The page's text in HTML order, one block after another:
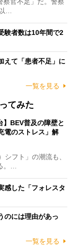
官不足」だ。警察
…
験者数は10年間で2
えて「患者不足」に
一覧を見る
てみた
】BEV普及の障壁と
電のストレス」解
フト」の潮流も、
。…
感した「フォレスタ
のには理由があっ
一覧を見る